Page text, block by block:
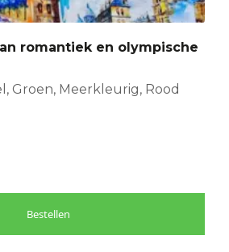
romantiek en olympische
Groen, Meerkleurig, Rood
Bestellen